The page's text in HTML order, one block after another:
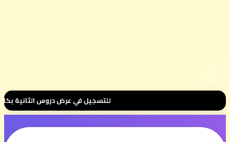
للتسجيل في عرض دروس الثانية بكالوريا 📚 بثمن رمزي 💰 500 درهم فقط للموسم الكامل ⭐ تواصل معنا عبر واتساب هنا